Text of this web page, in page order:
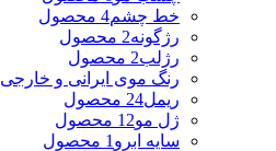
خط چشم4 محصول
رژگونه2 محصول
رژلب2 محصول
رنگ موی ایرانی و خارجی
ریمل24 محصول
ژل مو12 محصول
سایه ابرو 1 محصول